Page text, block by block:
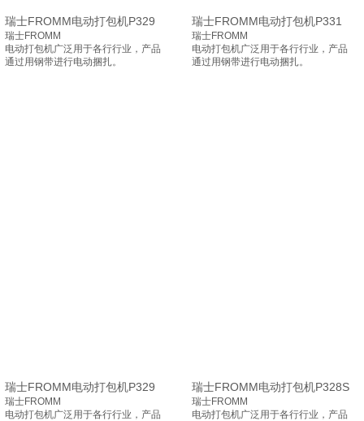
瑞士FROMM电动打包机P329
瑞士FROMM
电动打包机广泛用于各行行业，产品
通过用钢带进行电动捆扎。
瑞士FROMM电动打包机P331
瑞士FROMM
电动打包机广泛用于各行行业，产品
通过用钢带进行电动捆扎。
瑞士FROMM电动打包机P329
瑞士FROMM
电动打包机广泛用于各行行业，产品
瑞士FROMM电动打包机P328S
瑞士FROMM
电动打包机广泛用于各行行业，产品